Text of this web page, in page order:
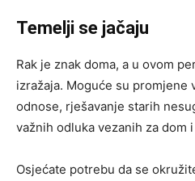
Temelji se jačaju
Rak je znak doma, a u ovom
izražaja. Moguće su promjene
odnose, rješavanje starih
važnih odluka vezanih za dom
Osjećate potrebu da se